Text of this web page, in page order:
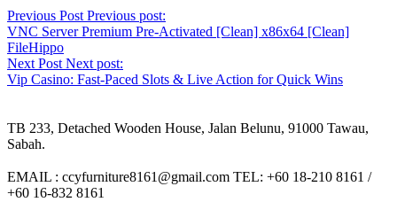
Previous Post Previous post:
VNC Server Premium Pre-Activated [Clean] x86x64 [Clean]
FileHippo
Next Post Next post:
Vip Casino: Fast‑Paced Slots & Live Action for Quick Wins
TB 233, Detached Wooden House, Jalan Belunu, 91000 Tawau,
Sabah.
EMAIL : ccyfurniture8161@gmail.com TEL: +60 18-210 8161 /
+60 16-832 8161